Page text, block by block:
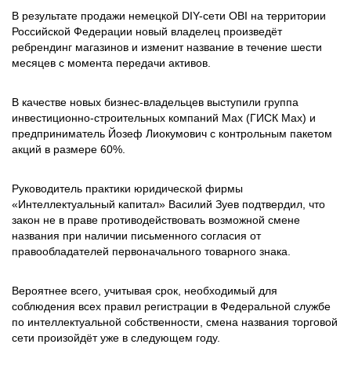
В результате продажи немецкой DIY-сети OBI на территории
Российской Федерации новый владелец произведёт
ребрендинг магазинов и изменит название в течение шести
месяцев с момента передачи активов.
В качестве новых бизнес-владельцев выступили группа
инвестиционно-строительных компаний Max (ГИСК Маx) и
предприниматель Йозеф Лиокумович с контрольным пакетом
акций в размере 60%.
Руководитель практики юридической фирмы
«Интеллектуальный капитал» Василий Зуев подтвердил, что
закон не в праве противодействовать возможной смене
названия при наличии письменного согласия от
правообладателей первоначального товарного знака.
Вероятнее всего, учитывая срок, необходимый для
соблюдения всех правил регистрации в Федеральной службе
по интеллектуальной собственности, смена названия торговой
сети произойдёт уже в следующем году.